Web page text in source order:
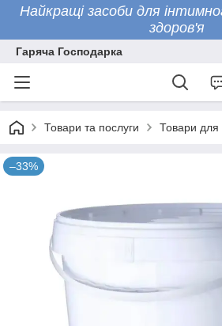
Найкращі засоби для
здоров'я
Гаряча Господарка
Товари та послуги Товари для
–33%